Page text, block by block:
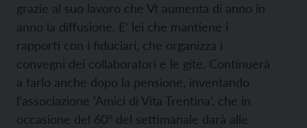
grazie al suo lavoro che Vt aumenta di anno in
anno la diffusione. E’ lei che mantiene i
rapporti con i fiduciari, che organizza i
convegni dei collaboratori e le gite. Continuerà
a farlo anche dopo la pensione, inventando
l’associazione ‘Amici di Vita Trentina’, che in
occasione del 60° del settimanale darà alle